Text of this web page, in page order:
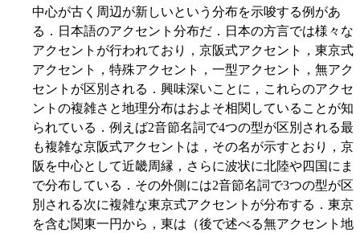
中心が古く周辺が新しいという分布を示唆する例があ
る．日本語のアクセント分布だ．日本の方言では様々な
アクセントが行われており，京阪式アクセント，東京式
アクセント，特殊アクセント，一型アクセント，無アク
セントが区別される．興味深いことに，これらのアクセ
ントの複雑さと地理分布はおよそ相関していることが知
られている．例えば2音節名詞で4つの型が区別される最
も複雑な京阪式アクセントは，その名が示すとおり，京
阪を中心として近畿周縁，さらに波状に北陸や四国にま
で分布している．その外側には2音節名詞で3つの型が区
別される次に複雑な東京式アクセントが分布する．東京
を含む関東一円から，東は（後で述べる無アクセント地